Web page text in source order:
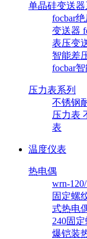
单晶硅变送器
focbar
变送器
表压变
智能差
focbar
压力表系列
不锈钢
压力表
表
温度仪表
热电偶
wrn-
固定螺
式热电
240固
爆铠装